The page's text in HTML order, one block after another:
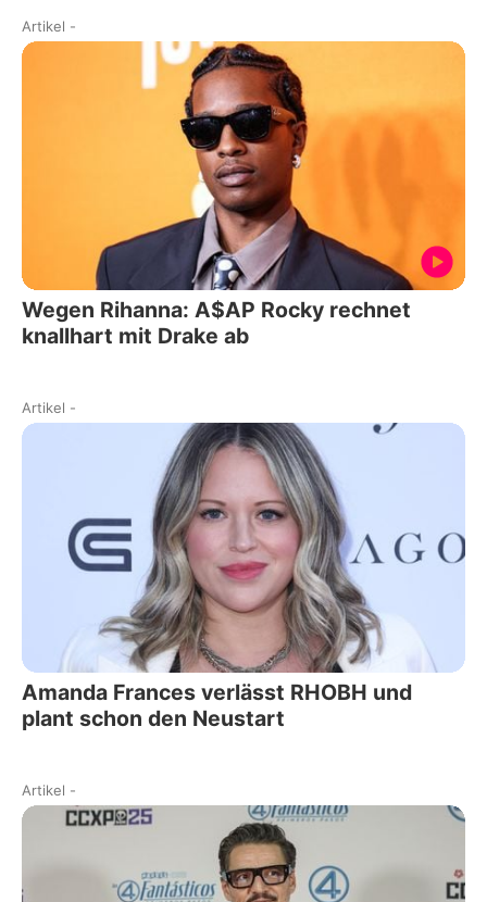
Artikel -
Wegen Rihanna: A$AP Rocky rechnet
knallhart mit Drake ab
Artikel -
Amanda Frances verlässt RHOBH und
plant schon den Neustart
Artikel -